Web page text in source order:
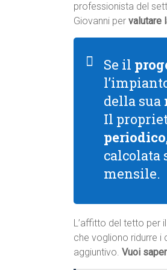
professionista del
Giovanni per valutare
Se il
della sua
Il
periodico
calcolata
mensile.
L’affitto del tetto per
che vogliono ridurre i
aggiuntivo. Vuoi